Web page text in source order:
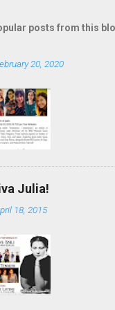
m
n
t
s
posts from this
20, 2020
Julia!
18, 2015